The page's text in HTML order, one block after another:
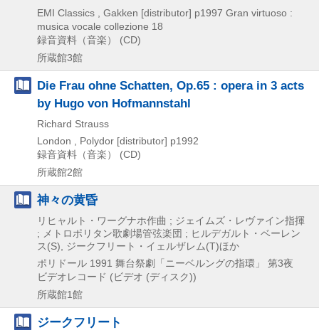
EMI Classics , Gakken [distributor] p1997 Gran virtuoso :
musica vocale collezione 18
録音資料（音楽） (CD)
所蔵館3館
Die Frau ohne Schatten, Op.65 : opera in 3 acts
by Hugo von Hofmannstahl
Richard Strauss
London , Polydor [distributor] p1992
録音資料（音楽） (CD)
所蔵館2館
神々の黄昏
リヒャルト・ワーグナホ作曲 ; ジェイムズ・レヴァイン指揮
; メトロポリタン歌劇場管弦楽団 ; ヒルデガルト・ベーレン
ス(S), ジークフリート・イェルザレム(T)ほか
ポリドール 1991 舞台祭劇「ニーベルングの指環」 第3夜
ビデオレコード (ビデオ (ディスク))
所蔵館1館
ジークフリート